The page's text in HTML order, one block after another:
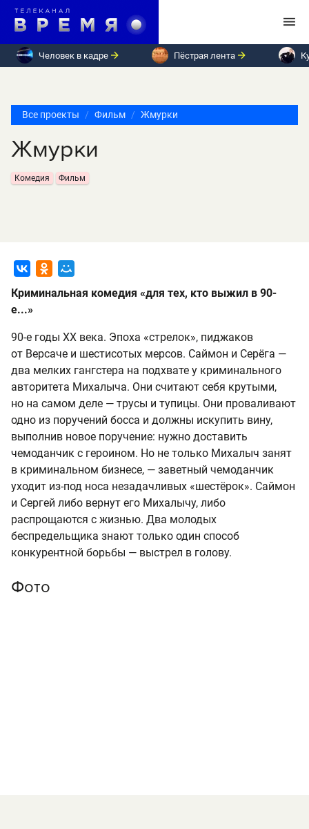
Человек в кадре Пёстрая лента
Все проекты Фильм Жмурки
Жмурки
Комедия Фильм
Криминальная комедия «для тех, кто выжил в 90-
е...»
90-е годы ХХ века. Эпоха «стрелок», пиджаков
от Версаче и шестисотых мерсов. Саймон и Серёга —
два мелких гангстера на подхвате у криминального
авторитета Михалыча. Они считают себя крутыми,
но на самом деле — трусы и тупицы. Они проваливают
одно из поручений босса и должны искупить вину,
выполнив новое поручение: нужно доставить
чемоданчик с героином. Но не только Михалыч занят
в криминальном бизнесе, — заветный чемоданчик
уходит из-под носа незадачливых «шестёрок». Саймон
и Сергей либо вернут его Михалычу, либо
распрощаются с жизнью. Два молодых
беспредельщика знают только один способ
конкурентной борьбы — выстрел в голову.
Фото